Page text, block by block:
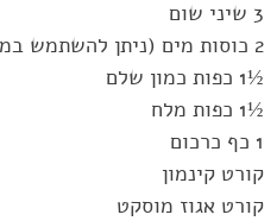
‏2 כוסות מים (ניתן להשתמש במים של המשמש שהושרו)‏
‏½1 כפות כמון שלם
‏½1 כפות מלח
קורט קינמון
קורט אגוז מוסקט